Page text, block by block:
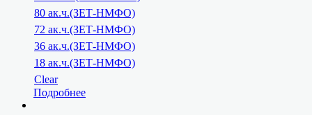
80 ак.ч.(ЗЕТ-НМФО)
72 ак.ч.(ЗЕТ-НМФО)
36 ак.ч.(ЗЕТ-НМФО)
18 ак.ч.(ЗЕТ-НМФО)
Clear
Подробнее